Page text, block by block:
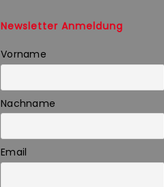
Newsletter Anmeldung
Vorname
Nachname
Email